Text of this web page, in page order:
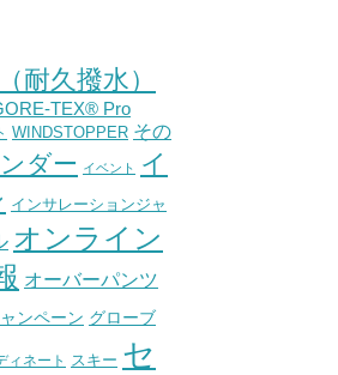
耐久撥水）
TEX® Pro
WINDSTOPPER その
ダー イベント
イ
インサレーションジャ
オンライン
オーバーパンツ
ンペーン グローブ
ィネート スキー セ